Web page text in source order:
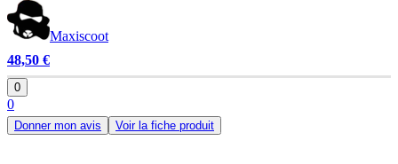
Maxiscoot
48,50 €
0
0
Donner mon avis Voir la fiche produit